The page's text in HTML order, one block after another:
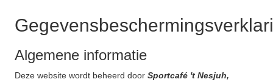
Algemene informatie
Deze website wordt beheerd door Sportcafé 't Nesjuh,